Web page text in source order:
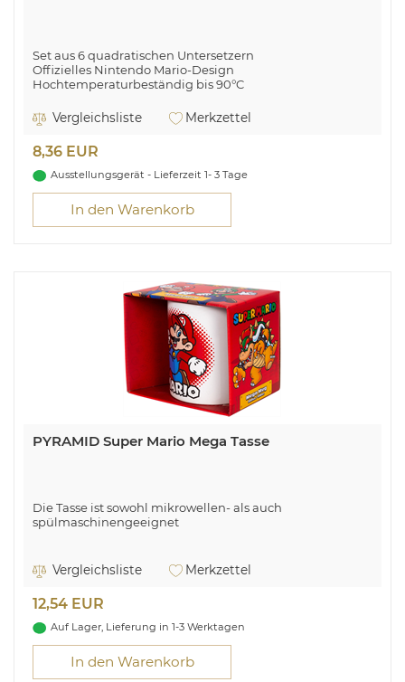
Set aus 6 quadratischen Untersetzern
Offizielles Nintendo Mario-Design
Hochtemperaturbeständig bis 90°C
Rutschfeste Ausführung
Vergleichsliste Merkzettel
8,36 EUR
Ausstellungsgerät - Lieferzeit 1- 3 Tage
In den Warenkorb
PYRAMID Super Mario Mega Tasse
Die Tasse ist sowohl mikrowellen- als auch
spülmaschinengeeignet
Vergleichsliste Merkzettel
12,54 EUR
Auf Lager, Lieferung in 1-3 Werktagen
In den Warenkorb